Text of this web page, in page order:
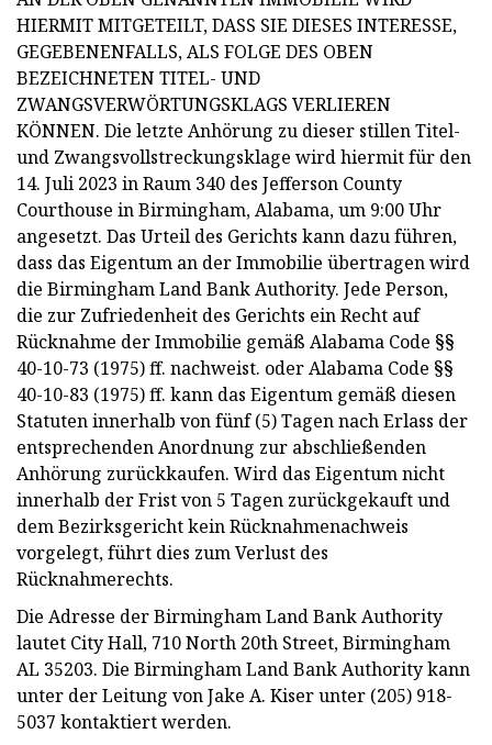
HIERMIT MITGETEILT, DASS SIE DIESES INTERESSE,
GEGEBENENFALLS, ALS FOLGE DES OBEN
BEZEICHNETEN TITEL- UND
ZWANGSVERWÖRTUNGSKLAGS VERLIEREN
KÖNNEN. Die letzte Anhörung zu dieser stillen Titel-
und Zwangsvollstreckungsklage wird hiermit für den
14. Juli 2023 in Raum 340 des Jefferson County
Courthouse in Birmingham, Alabama, um 9:00 Uhr
angesetzt. Das Urteil des Gerichts kann dazu führen,
dass das Eigentum an der Immobilie übertragen wird
die Birmingham Land Bank Authority. Jede Person,
die zur Zufriedenheit des Gerichts ein Recht auf
Rücknahme der Immobilie gemäß Alabama Code §§
40-10-73 (1975) ff. nachweist. oder Alabama Code §§
40-10-83 (1975) ff. kann das Eigentum gemäß diesen
Statuten innerhalb von fünf (5) Tagen nach Erlass der
entsprechenden Anordnung zur abschließenden
Anhörung zurückkaufen. Wird das Eigentum nicht
innerhalb der Frist von 5 Tagen zurückgekauft und
dem Bezirksgericht kein Rücknahmenachweis
vorgelegt, führt dies zum Verlust des
Rücknahmerechts.
Die Adresse der Birmingham Land Bank Authority
lautet City Hall, 710 North 20th Street, Birmingham
AL 35203. Die Birmingham Land Bank Authority kann
unter der Leitung von Jake A. Kiser unter (205) 918-
5037 kontaktiert werden.